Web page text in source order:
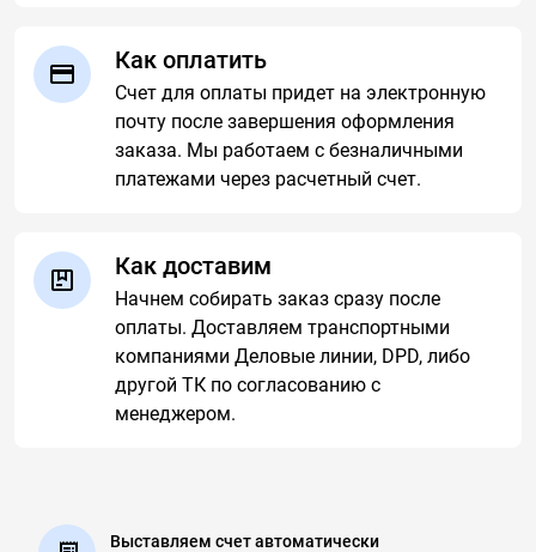
Как оплатить
Счет для оплаты придет на электронную
почту после завершения оформления
заказа. Мы работаем с безналичными
платежами через расчетный счет.
Как доставим
Начнем собирать заказ сразу после
оплаты. Доставляем транспортными
компаниями Деловые линии, DPD, либо
другой ТК по согласованию с
менеджером.
Выставляем счет автоматически